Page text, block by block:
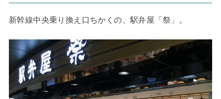
新幹線中央乗り換え口ちかくの、駅弁屋「祭」。